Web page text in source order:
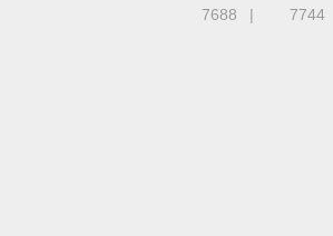
7688
7744